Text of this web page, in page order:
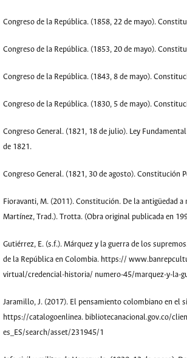
Congreso de la República. (1858, 22 de mayo).
Congreso de la República. (1853, 20 de mayo).
Congreso de la República. (1843, 8 de mayo).
Congreso de la República. (1830, 5 de mayo).
Congreso General. (1821, 18 de julio). Ley
de 1821.
Congreso General. (1821, 30 de agosto). Constitución
Fioravanti, M. (2011). Constitución. De la antigüedad a
Martínez, Trad.). Trotta. (Obra original publicada en
Gutiérrez, E. (s.f.). Márquez y la guerra de los
de la República en Colombia. https://
virtual/credencial-historia/ numero-45/marquez-y-la-
Jaramillo, J. (2017). El pensamiento colombiano en el
https://catalogoenlinea. bibliotecanacional.gov.co/
es_ES/search/asset/231945/1